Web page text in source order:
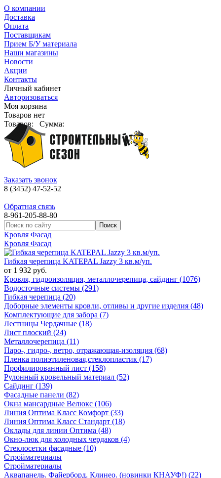
О компании
Доставка
Оплата
Поставщикам
Прием Б/У материала
Наши магазины
Новости
Акции
Контакты
Личный кабинет
Авторизоваться
Моя корзина
Товаров нет
Товаров:
Сумма:
Заказать звонок
8 (3452) 47-52-52
Обратная связь
8-961-205-88-80
Кровля Фасад
Кровля Фасад
Гибкая черепица KATEPAL Jazzy 3 кв.м/уп.
от 1 932 руб.
Кровля, гидроизоляция, металлочерепица, сайдинг (1076)
Водосточные системы (291)
Гибкая черепица (20)
Доборные элементы кровли, отливы и другие изделия (48)
Комплектующие для забора (7)
Лестницы Чердачные (18)
Лист плоский (24)
Металлочерепица (11)
Паро-, гидро-, ветро, отражающая-изоляция (68)
Пленка полиэтиленовая,стеклопластик (17)
Профилированный лист (158)
Рулонный кровельный материал (52)
Сайдинг (139)
Фасадные панели (82)
Окна мансардные Велюкс (106)
Линия Оптима Класс Комфорт (33)
Линия Оптима Класс Стандарт (18)
Оклады для линии Оптима (48)
Окно-люк для холодных чердаков (4)
Стеклосетки фасадные (10)
Стройматериалы
Стройматериалы
Аквапанель. Файерборд. Клинео. (новинки КНАУФ!) (22)